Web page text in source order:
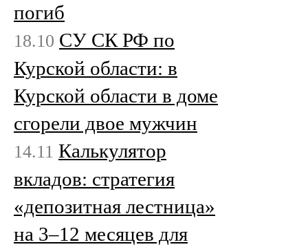
погиб
18.10 СУ СК РФ по
Курской области: в
Курской области в доме
сгорели двое мужчин
14.11 Калькулятор
вкладов: стратегия
«депозитная лестница»
на 3–12 месяцев для